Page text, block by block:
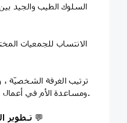
السلوك الطيب والجيد
ومساعدة الأم في أعمال المنزل المختلفة ، وتلبية طلباتها.
تـطوير 💬